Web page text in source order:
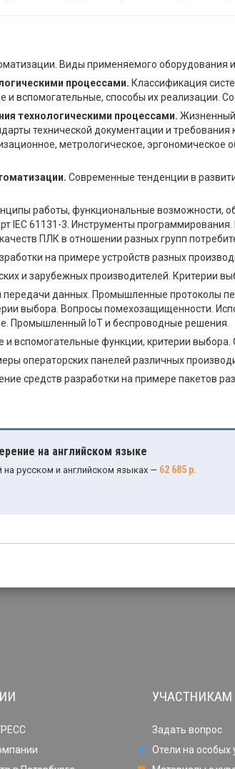
Виды применяемого оборудования
процессами. Классификация
вспомогательные, способы их реализации.
технологическими процессами. Жизненный
технической документации и
метрологическое,
Современные тенденции в
работы, функциональные возможности,
IEC 61131-3. Инструменты
ПЛК в отношении разных групп
на примере устройств разных
и зарубежных производителей. Критерии
передачи данных. Промышленные протоколы
выбора. Вопросы помехозащищенности.
Промышленный IoT и беспроводные решения.
вспомогательные функции, критерии выбора.
операторских панелей различных
средств разработки на примере пакетов
на английском языке
русском и английском языках — 62 685 р.
УЧАСТНИКАМ
Задать вопрос
Отели на особых